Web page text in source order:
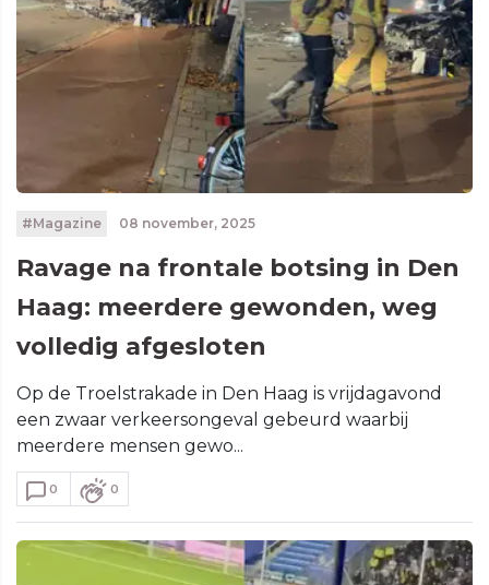
#Magazine 08 november, 2025
Ravage na frontale botsing in Den
Haag: meerdere gewonden, weg
volledig afgesloten
Op de Troelstrakade in Den Haag is vrijdagavond
een zwaar verkeersongeval gebeurd waarbij
meerdere mensen gewo...
0 0